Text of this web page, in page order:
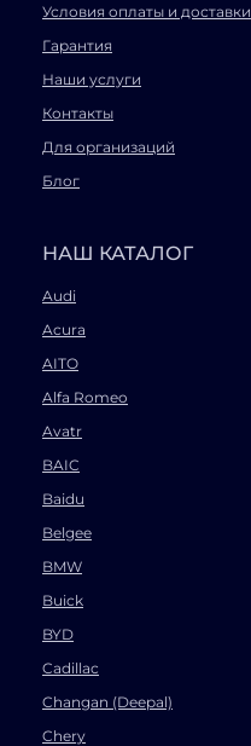
Условия оплаты и доставки
Гарантия
Наши услуги
Контакты
Для организаций
Блог
НАШ КАТАЛОГ
Audi
Acura
AITO
Alfa Romeo
Avatr
BAIC
Baidu
Belgee
BMW
Buick
BYD
Cadillac
Changan (Deepal)
Chery